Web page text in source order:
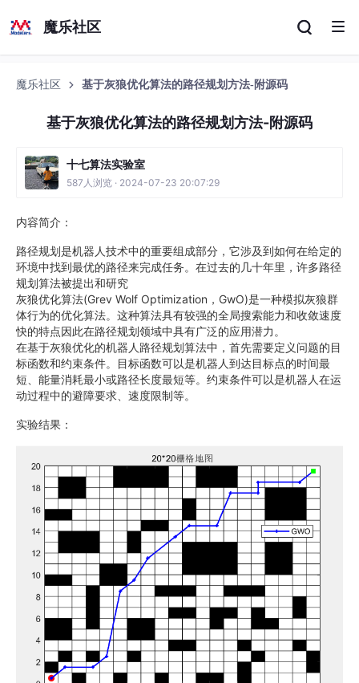
魔乐社区
魔乐社区 基于灰狼优化算法的路径规划方法-附源码
基于灰狼优化算法的路径规划方法-附源码
十七算法实验室
587人浏览 · 2024-07-23 20:07:29
内容简介：
路径规划是机器人技术中的重要组成部分，它涉及到如何在给定的
环境中找到最优的路径来完成任务。在过去的几十年里，许多路径
规划算法被提出和研究
灰狼优化算法(Grev Wolf Optimization，GwO)是一种模拟灰狼群
体行为的优化算法。这种算法具有较强的全局搜索能力和收敛速度
快的特点因此在路径规划领域中具有广泛的应用潜力。
在基于灰狼优化的机器人路径规划算法中，首先需要定义问题的目
标函数和约束条件。目标函数可以是机器人到达目标点的时间最
短、能量消耗最小或路径长度最短等。约束条件可以是机器人在运
动过程中的避障要求、速度限制等。
实验结果：